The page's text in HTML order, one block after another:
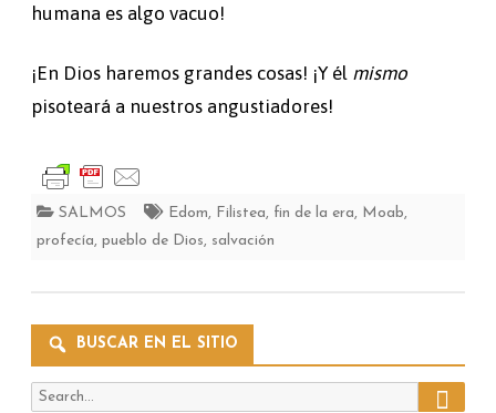
humana es algo vacuo!
¡En Dios haremos grandes cosas! ¡Y él mismo
pisoteará a nuestros angustiadores!
SALMOS Edom, Filistea, fin de la era, Moab,
profecía, pueblo de Dios, salvación
BUSCAR EN EL SITIO
Search
Search